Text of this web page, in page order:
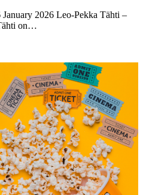
2026 Leo-Pekka Tähti –
on…